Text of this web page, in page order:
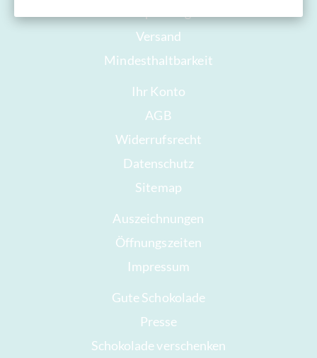
Versand
Mindesthaltbarkeit
Ihr Konto
AGB
Widerrufsrecht
Datenschutz
Sitemap
Auszeichnungen
Öffnungszeiten
Impressum
Gute Schokolade
Presse
Schokolade verschenken